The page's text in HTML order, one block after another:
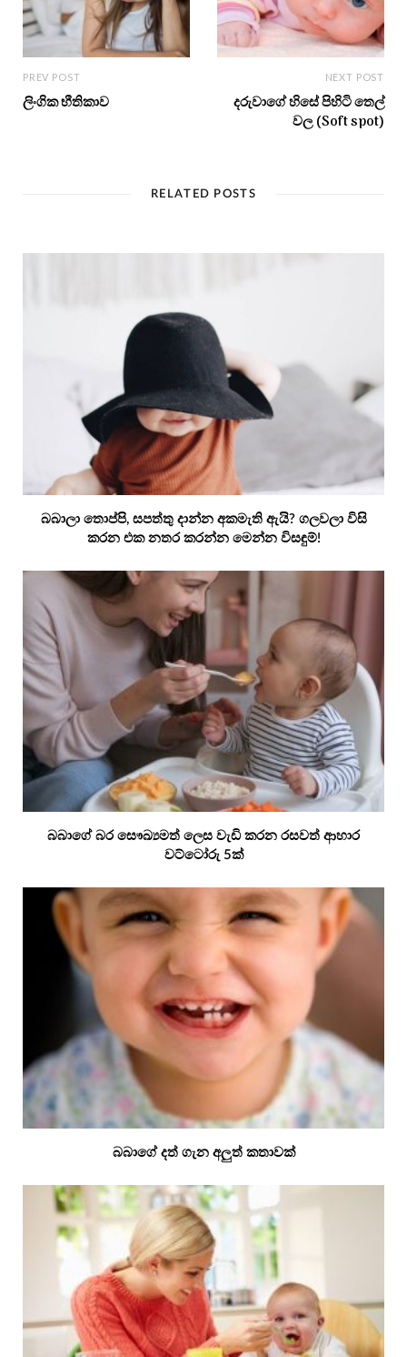
PREV POST
ලිංගික භීතිකාව
NEXT POST
දරුවාගේ හිසේ පිහිටි තෙල්
වල (Soft spot)
RELATED POSTS
බබාලා තොප්පි, සපත්තු දාන්න අකමැති ඇයි? ගලවලා විසි
කරන එක නතර කරන්න මෙන්න විසඳුම්!
බබාගේ බර සෞඛ්‍යමත් ලෙස වැඩි කරන රසවත් ආහාර
වට්ටෝරු 5ක්
බබාගේ දත් ගැන අලුත් කතාවක්